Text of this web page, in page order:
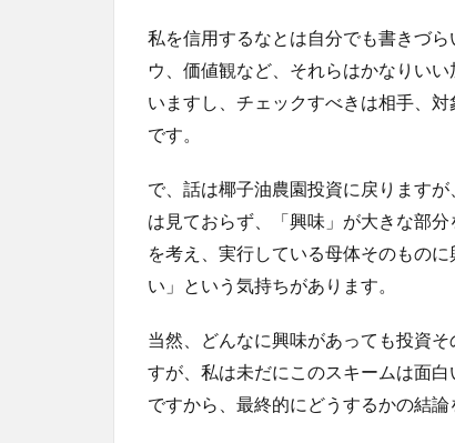
私を信用するなとは自分でも書きづ
ウ、価値観など、それらはかなりい
いますし、チェックすべきは相手、
です。
で、話は椰子油農園投資に戻ります
は見ておらず、「興味」が大きな部
を考え、実行している母体そのもの
い」という気持ちがあります。
当然、どんなに興味があっても投資
すが、私は未だにこのスキームは面
ですから、最終的にどうするかの結論